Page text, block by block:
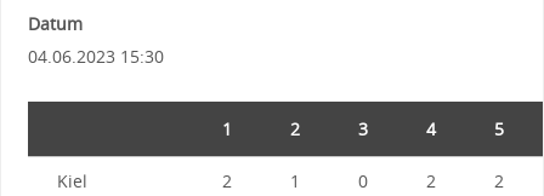
Datum
04.06.2023 15:30
1 2 3 4 5
Kiel
2 1 0 2 2